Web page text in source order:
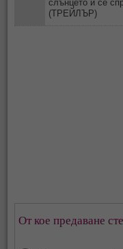
слънцето и се
(ТРЕЙЛЪР)
От кое предаване